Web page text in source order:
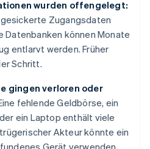
wurden offengelegt:
Zugangsdaten
können Monate
entlarvt werden. Früher
Schritt.
gingen verloren oder
fehlende Geldbörse, ein
ein Laptop enthält viele
Akteur könnte ein